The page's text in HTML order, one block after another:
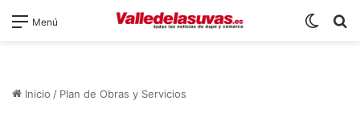
Menú
Inicio / Plan de Obras y Servicios